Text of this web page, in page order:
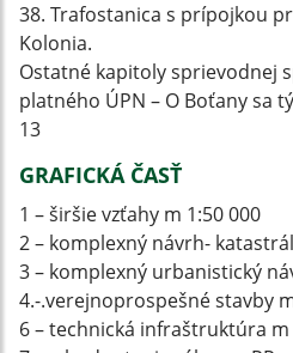
38. Trafostanica s prípojkou
Kolonia.
Ostatné kapitoly sprievodnej
platného ÚPN – O Boťany sa
13
GRAFICKÁ ČASŤ
1 – širšie vzťahy m 1:50 000
2 – komplexný návrh-
3 – komplexný urbanistický
4.-.verejnoprospešné stavby
6 – technická infraštruktúra m